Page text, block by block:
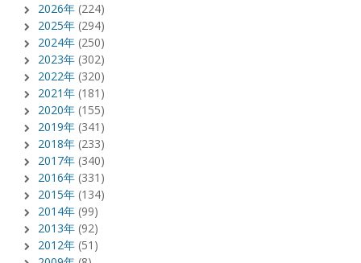
2026年 (224)
2025年 (294)
2024年 (250)
2023年 (302)
2022年 (320)
2021年 (181)
2020年 (155)
2019年 (341)
2018年 (233)
2017年 (340)
2016年 (331)
2015年 (134)
2014年 (99)
2013年 (92)
2012年 (51)